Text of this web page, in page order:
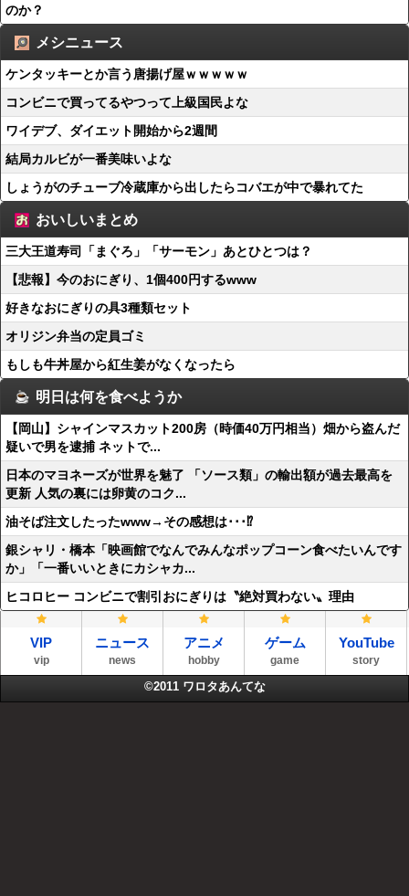
のか？
メシニュース
ケンタッキーとか言う唐揚げ屋ｗｗｗｗｗ
コンビニで買ってるやつって上級国民よな
ワイデブ、ダイエット開始から2週間
結局カルビが一番美味いよな
しょうがのチューブ冷蔵庫から出したらコバエが中で暴れてた
おいしいまとめ
三大王道寿司「まぐろ」「サーモン」あとひとつは？
【悲報】今のおにぎり、1個400円するwww
好きなおにぎりの具3種類セット
オリジン弁当の定員ゴミ
もしも牛丼屋から紅生姜がなくなったら
明日は何を食べようか
【岡山】シャインマスカット200房（時価40万円相当）畑から盗んだ
疑いで男を逮捕 ネットで...
日本のマヨネーズが世界を魅了 「ソース類」の輸出額が過去最高を
更新 人気の裏には卵黄のコク...
油そば注文したったwww→その感想は･･･⁉
銀シャリ・橋本「映画館でなんでみんなポップコーン食べたいんです
か」「一番いいときにカシャカ...
ヒコロヒー コンビニで割引おにぎりは〝絶対買わない〟理由
VIP
vip
ニュース
news
アニメ
hobby
ゲーム
game
YouTube
story
©2011 ワロタあんてな